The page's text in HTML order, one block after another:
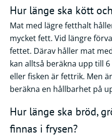
Hur länge ska kött
Mat med lägre fetthalt
mycket fett. Vid längre
fettet. Därav håller mat
kan alltså beräkna upp till
eller fisken är fettrik. Men
beräkna en hållbarhet på
Hur länge ska bröd,
finnas i frysen?